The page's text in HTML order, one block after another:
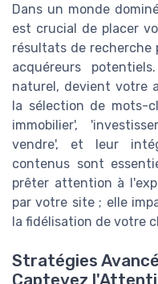
Dans un monde
est crucial de placer
résultats de recherche
acquéreurs
naturel, devient votre
la sélection de mots-
immobilier',
vendre', et leur
contenus sont
prêter attention à
par votre site ; elle
la fidélisation de votre
Stratégies
Captevez